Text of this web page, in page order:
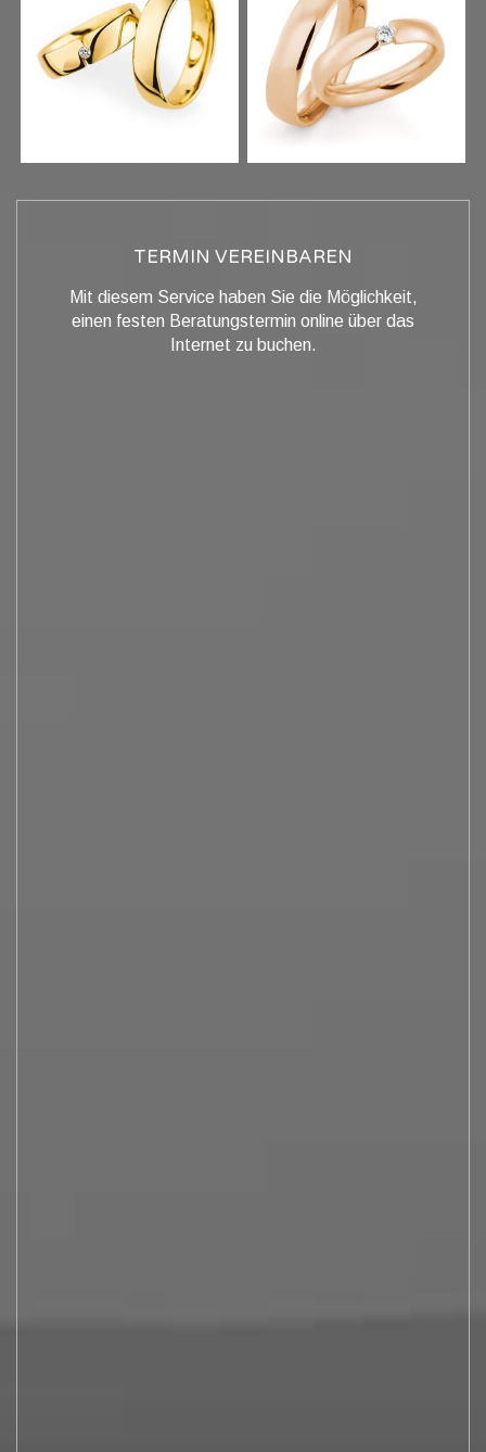
TERMIN VEREINBAREN
Mit diesem Service haben Sie die Möglichkeit,
einen festen Beratungstermin online über das
Internet zu buchen.